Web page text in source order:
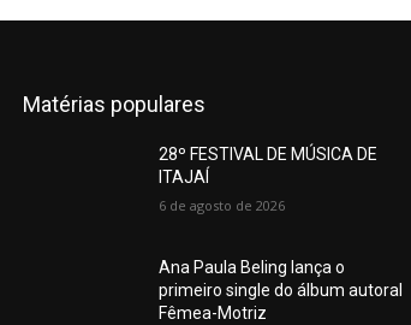
Matérias populares
28º FESTIVAL DE MÚSICA DE
ITAJAÍ
6 de agosto de 2026
Ana Paula Beling lança o
primeiro single do álbum autoral
Fêmea-Motriz